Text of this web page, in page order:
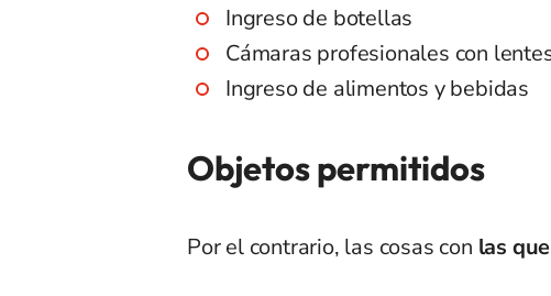
Ingreso de botellas
Cámaras profesionales con
Ingreso de alimentos y bebidas
Objetos permitidos
Por el contrario, las cosas con las